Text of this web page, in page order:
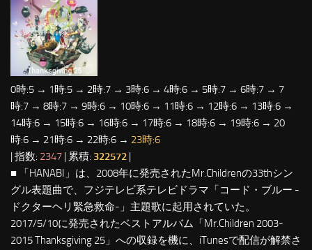
0時:5 → 1時:5 → 2時:7 → 3時:6 → 4時:6 → 5時:7 → 6時:7 → 7
時:7 → 8時:7 → 9時:6 → 10時:6 → 11時:6 → 12時:6 → 13時:6 →
14時:6 → 15時:6 → 16時:6 → 17時:6 → 18時:6 → 19時:6 → 20
時:6 → 21時:6 → 22時:6 → 23時:6
| 指数: 2347 | 累積: 322572 |
■ 「HANABI」は、2008年に発売されたMr.Childrenの33thシン
グル表題曲で、フジテレビ系テレビドラマ「コード・ブルー -
ドクターヘリ緊急救命-」主題歌に起用されていた。
2017/5/10に発売されたベストアルバム「Mr.Children 2003-
2015 Thanksgiving 25」への収録を機に、iTunesで配信が解禁さ